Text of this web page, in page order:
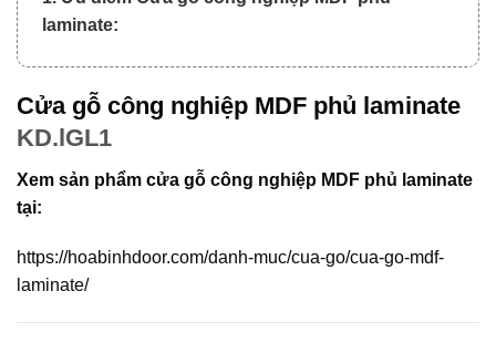
laminate:
Cửa gỗ công nghiệp MDF phủ laminate
KD.lGL1
Xem sản phẩm cửa gỗ công nghiệp MDF phủ laminate
tại:
https://hoabinhdoor.com/danh-muc/cua-go/cua-go-mdf-
laminate/